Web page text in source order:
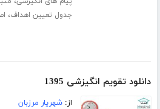
جدول تعیین اهداف،
دانلود تقویم انگیزشی 1395
از:شهریار مرزبان